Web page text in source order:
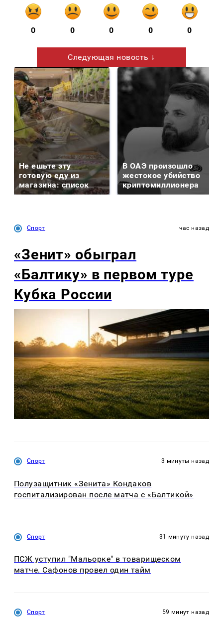
0 0 0 0 0
Следующая новость ↓
Не ешьте эту
готовую еду из
магазина: список
В ОАЭ произошло
жестокое убийство
криптомиллионера
Спорт час назад
«Зенит» обыграл
«Балтику» в первом туре
Кубка России
Спорт 3 минуты назад
Полузащитник «Зенита» Кондаков
госпитализирован после матча с «Балтикой»
Спорт 31 минуту назад
ПСЖ уступил "Мальорке" в товарищеском
матче. Сафонов провел один тайм
Спорт 59 минут назад